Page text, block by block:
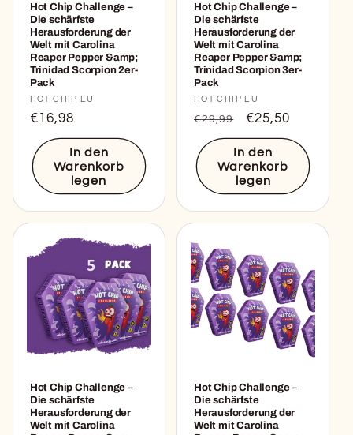
Hot Chip Challenge –
Die schärfste
Herausforderung der
Welt mit Carolina
Reaper Pepper &amp;
Trinidad Scorpion 2er-
Pack
Anbieter:
HOT CHIP EU
Normaler
Preis
€16,98
In den
Warenkorb
legen
Hot Chip Challenge –
Die schärfste
Herausforderung der
Welt mit Carolina
Reaper Pepper &amp;
Trinidad Scorpion 3er-
Pack
Anbieter:
HOT CHIP EU
Normaler
Preis
€29,99 Verkaufspreis
€25,50
In den
Warenkorb
legen
Hot Chip Challenge –
Die schärfste
Herausforderung der
Welt mit Carolina
Hot Chip Challenge –
Die schärfste
Herausforderung der
Welt mit Carolina